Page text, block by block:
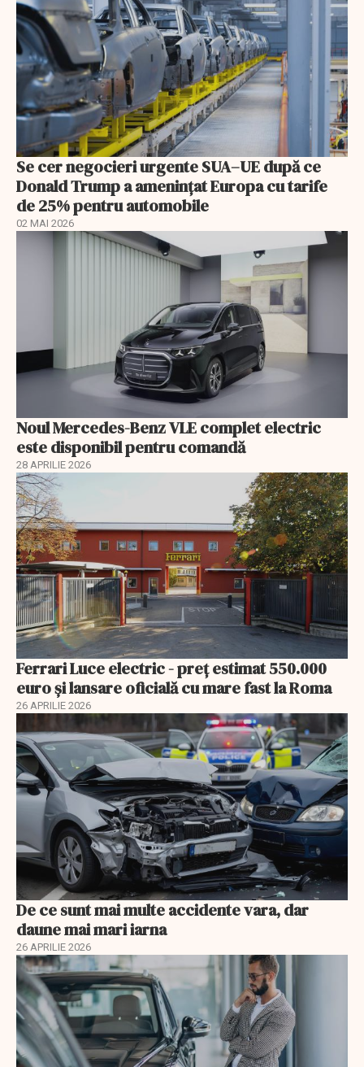
Se cer negocieri urgente SUA–UE după ce
Donald Trump a ameninţat Europa cu tarife
de 25% pentru automobile
02 MAI 2026
Noul Mercedes-Benz VLE complet electric
este disponibil pentru comandă
28 APRILIE 2026
Ferrari Luce electric - preț estimat 550.000
euro și lansare oficială cu mare fast la Roma
26 APRILIE 2026
De ce sunt mai multe accidente vara, dar
daune mai mari iarna
26 APRILIE 2026